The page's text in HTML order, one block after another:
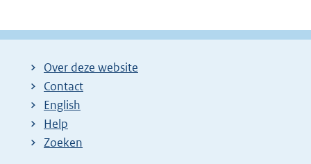
Over deze website
Contact
English
Help
Zoeken